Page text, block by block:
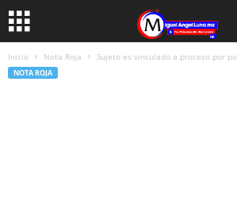
Inicio Nota Roja Sujeto es vinculado a proceso por
NOTA ROJA